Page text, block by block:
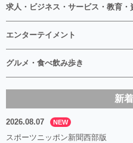
求人・ビジネス・サービス・教育・
エンターテイメント
グルメ・食べ飲み歩き
新
2026.08.07 NEW
スポーツニッポン新聞西部版